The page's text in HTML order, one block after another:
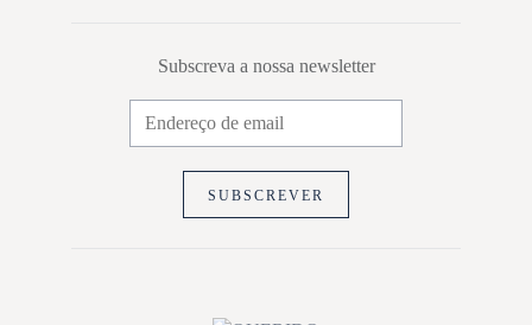
Subscreva a nossa newsletter